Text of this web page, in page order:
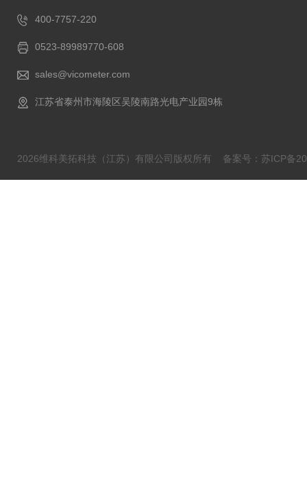
400-7757-220
0523-89989770-608
sales@vicometer.com
江苏省泰州市海陵区吴陵南路光电产业园9栋
2026维科美拓科技（江苏）有限公司版权所有 备案号：苏ICP备